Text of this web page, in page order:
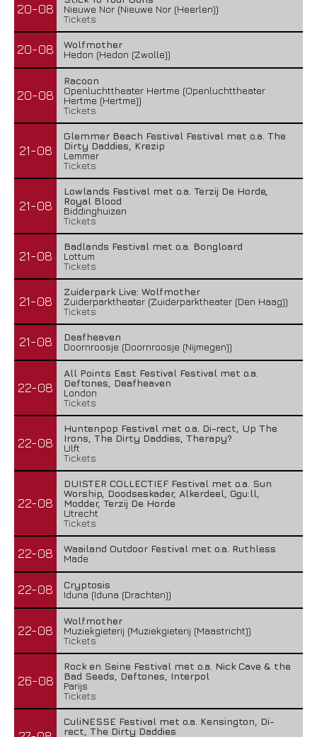
20-08
Nieuwe Nor (Nieuwe Nor (Heerlen))
Tickets
20-08
Wolfmother
Hedon (Hedon (Zwolle))
20-08
Racoon
Openluchttheater Hertme (Openluchttheater
Hertme (Hertme))
Tickets
21-08
Glemmer Beach Festival Festival met o.a. The
Dirty Daddies, Krezip
Lemmer
Tickets
21-08
Lowlands Festival met o.a. Terzij De Horde,
Royal Blood
Biddinghuizen
Tickets
21-08
Badlands Festival met o.a. Bongloard
Lottum
Tickets
21-08
Zuiderpark Live: Wolfmother
Zuiderparktheater (Zuiderparktheater (Den Haag))
Tickets
21-08
Deafheaven
Doornroosje (Doornroosje (Nijmegen))
22-08
All Points East Festival Festival met o.a.
Deftones, Deafheaven
London
Tickets
22-08
Huntenpop Festival met o.a. Di-rect, Up The
Irons, The Dirty Daddies, Therapy?
Ulft
Tickets
22-08
DUISTER COLLECTIEF Festival met o.a. Sun
Worship, Doodseskader, Alkerdeel, Ggu:ll,
Modder, Terzij De Horde
Utrecht
Tickets
22-08
Waailand Outdoor Festival met o.a. Ruthless
Made
22-08
Cryptosis
Iduna (Iduna (Drachten))
22-08
Wolfmother
Muziekgieterij (Muziekgieterij (Maastricht))
Tickets
26-08
Rock en Seine Festival met o.a. Nick Cave & the
Bad Seeds, Deftones, Interpol
Parijs
Tickets
CuliNESSE Festival met o.a. Kensington, Di-
rect, The Dirty Daddies